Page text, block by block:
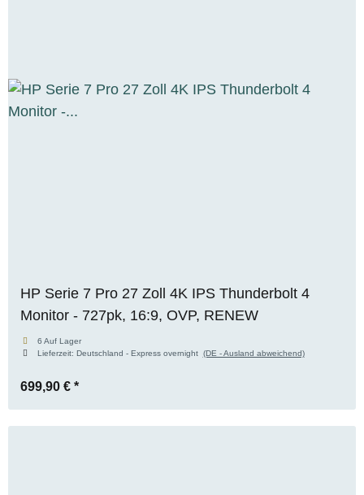
HP Serie 7 Pro 27 Zoll 4K IPS Thunderbolt 4
Monitor - 727pk, 16:9, OVP, RENEW
6 Auf Lager
Lieferzeit: Deutschland - Express overnight (DE - Ausland abweichend)
699,90 € *